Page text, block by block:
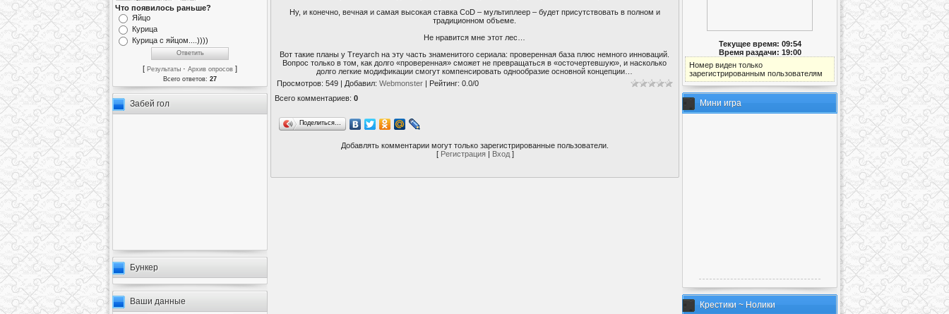
Что появилось раньше?
Яйцо
Курица
Курица с яйцом....))))
[ Результаты · Архив опросов ]
Всего ответов: 27
Забей гол
Бункер
Ваши данные
Ну, и конечно, вечная и самая высокая ставка CoD – мультиплеер – будет присутствовать в полном и
традиционном объеме.
Не нравится мне этот лес…
Вот такие планы у Treyarch на эту часть знаменитого сериала: проверенная база плюс немного инноваций.
Вопрос только в том, как долго «проверенная» сможет не превращаться в «осточертевшую», и насколько
долго легкие модификации смогут компенсировать однообразие основной концепции…
Просмотров: 549 | Добавил: Webmonster | Рейтинг: 0.0/0
Всего комментариев: 0
Поделиться…
Добавлять комментарии могут только зарегистрированные пользователи.
[ Регистрация| Вход]
Текущее время: 09:54
Время раздачи: 19:00
Номер виден только
зарегистрированным пользователям
Мини игра
Крестики ~ Нолики